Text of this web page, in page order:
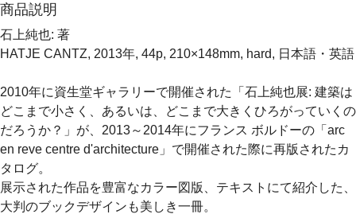
商品説明
石上純也: 著
HATJE CANTZ, 2013年, 44p, 210×148mm, hard, 日本語・英語
2010年に資生堂ギャラリーで開催された「石上純也展: 建築は
どこまで小さく、あるいは、どこまで大きくひろがっていくの
だろうか？」が、2013～2014年にフランス ボルドーの「arc
en reve centre d'architecture」で開催された際に再版されたカ
タログ。
展示された作品を豊富なカラー図版、テキストにて紹介した、
大判のブックデザインも美しき一冊。